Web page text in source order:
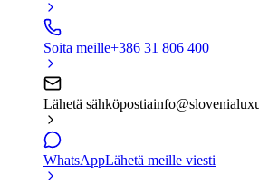
Soita meille+386 31 806 400
Lähetä sähköpostia
WhatsAppLähetä meille viesti